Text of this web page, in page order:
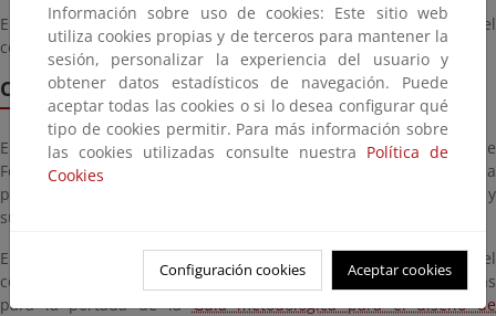
En
este enlacese pueden descargar las imágenes ganadoras del
concurso.
Concurso fotográfico Voluntariado en Ríos 2010
En el mes de noviembre de 2010 se convocó el “I Concurso de
Fotografía del Programa de Voluntariado en Ríos” para fomentar la
participación y reconocer el trabajo de las distintas asociaciones y
sus voluntarios.
En
se pueden descargar las imágenes ganadoras del
concurso. Las dos fotográfias ganadoras han sido seleccionadas
para la portada de laGuía metodológica para el diseño de
Información sobre uso de cookies: Este sitio web
utiliza cookies propias y de terceros para mantener la
sesión, personalizar la experiencia del usuario y
obtener datos estadísticos de navegación. Puede
aceptar todas las cookies o si lo desea configurar qué
tipo de cookies permitir. Para más información sobre
las cookies utilizadas consulte nuestra Política de
Cookies
Configuración cookies Aceptar cookies